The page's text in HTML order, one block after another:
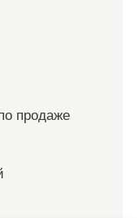
продаже